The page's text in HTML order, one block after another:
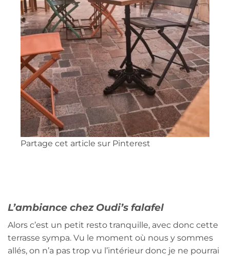
Partage cet article sur Pinterest
L’ambiance chez Oudi’s falafel
Alors c’est un petit resto tranquille, avec donc cette
terrasse sympa. Vu le moment où nous y sommes
allés, on n’a pas trop vu l’intérieur donc je ne pourrai